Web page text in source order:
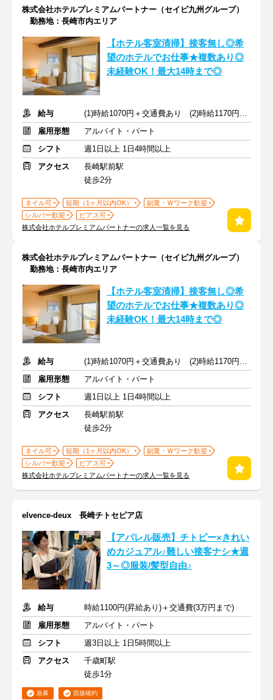
株式会社ホテルプレミアムパートナー（セイビ九州グループ）
勤務地：長崎市内エリア
【ホテル客室清掃】接客無し◎希
望のホテルでお仕事★複数あり◎
未経験OK！最大14時まで◎
給与
(1)時給1070円＋交通費あり (2)時給1170円＋交通費なし
雇用形態
アルバイト・パート
シフト
週1日以上 1日4時間以上
アクセス
長崎駅前駅
徒歩2分
ネイル可 短期（1ヶ月以内OK）
副業・Ｗワーク歓迎
シルバー歓迎
ピアス可
株式会社ホテルプレミアムパートナーの求人一覧を見る
株式会社ホテルプレミアムパートナー（セイビ九州グループ）
勤務地：長崎市内エリア
【ホテル客室清掃】接客無し◎希
望のホテルでお仕事★複数あり◎
未経験OK！最大14時まで◎
給与
(1)時給1070円＋交通費あり (2)時給1170円＋交通費なし
雇用形態
アルバイト・パート
シフト
週1日以上 1日4時間以上
アクセス
長崎駅前駅
徒歩2分
ネイル可 短期（1ヶ月以内OK）
副業・Ｗワーク歓迎
シルバー歓迎
ピアス可
株式会社ホテルプレミアムパートナーの求人一覧を見る
elvence-deux 長崎チトセピア店
【アパレル販売】チトピー×きれい
めカジュアル♪難しい接客ナシ★週
3～◎服装/髪型自由♪
給与
時給1100円(昇給あり)＋交通費(3万円まで)
雇用形態
アルバイト・パート
シフト
週3日以上 1日5時間以上
アクセス
千歳町駅
徒歩1分
急募 面接確約